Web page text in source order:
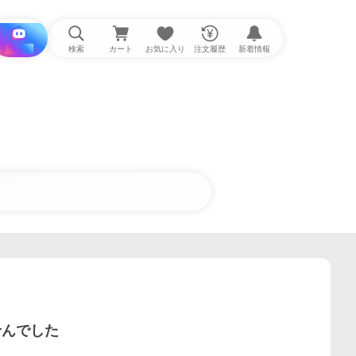
i と探す 検索 カート お気に入り 注文履歴 新着情報
でした